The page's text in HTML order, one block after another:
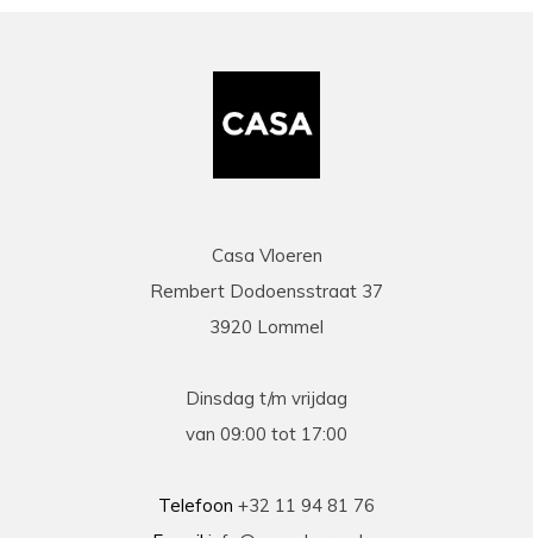
Casa Vloeren
Rembert Dodoensstraat 37
3920 Lommel
Dinsdag t/m vrijdag
van 09:00 tot 17:00
Telefoon +32 11 94 81 76